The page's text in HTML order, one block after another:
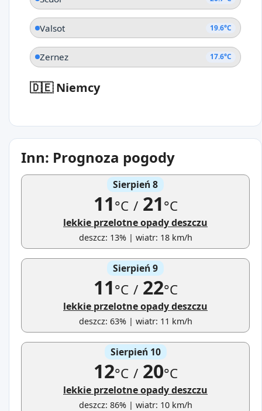
Valsot 19.6°C
Zernez 17.6°C
🇩🇪 Niemcy
Inn: Prognoza pogody
Sierpień 8
11°C /21°C
lekkie przelotne opady deszczu
deszcz: 13% | wiatr: 18 km/h
Sierpień 9
11°C /22°C
lekkie przelotne opady deszczu
deszcz: 63% | wiatr: 11 km/h
Sierpień 10
12°C /20°C
lekkie przelotne opady deszczu
deszcz: 86% | wiatr: 10 km/h